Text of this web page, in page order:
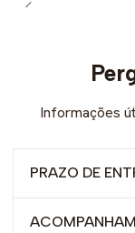
Informações
PRAZO DE